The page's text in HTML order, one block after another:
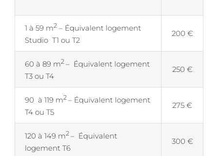
1 à 59 m2 – Équivalent logement
Studio T1 ou T2
200 €
60 à 89 m2 – Équivalent logement
T3 ou T4
250 €
90 à 119 m2 – Équivalent logement
T4 ou T5
275 €
120 à 149 m2 – Équivalent
logement T6
300 €